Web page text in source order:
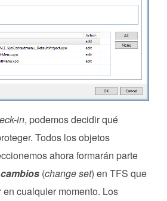
in, podemos decidir qué
Todos los objetos
ahora formarán parte
(change set) en TFS que
cualquier momento. Los